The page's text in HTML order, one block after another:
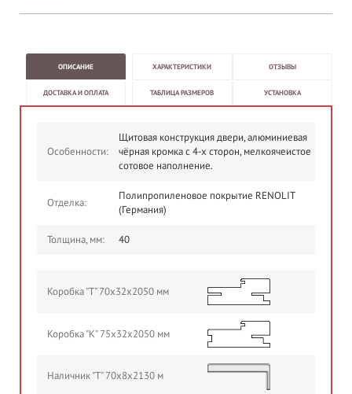
ОПИСАНИЕ ХАРАКТЕРИСТИКИ ОТЗЫВЫ
ДОСТАВКА И ОПЛАТА ТАБЛИЦА РАЗМЕРОВ УСТАНОВКА
Особенности:
Щитовая конструкция двери, алюминиевая
чёрная кромка с 4-х сторон, мелкоячеистое
сотовое наполнение.
Отделка:
Полипропиленовое покрытие RENOLIT
(Германия)
Толщина, мм: 40
Коробка "Т" 70х32х2050 мм
Коробка "К" 75х32х2050 мм
Наличник "Т" 70х8х2130 м